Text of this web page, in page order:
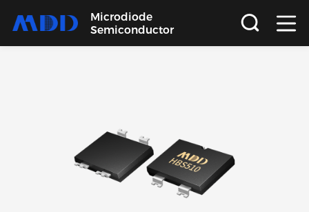
Microdiode
Semiconductor